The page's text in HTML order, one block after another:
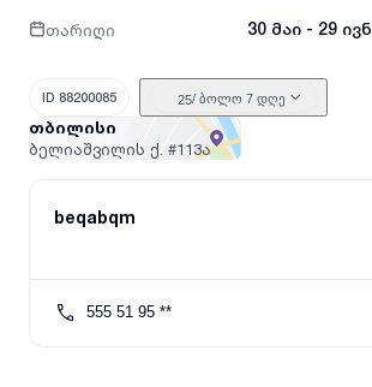
თარიღი 30 მაი - 29 ივნ
ID 88200085 25/ ბოლო 7 დღე
თბილისი
ბელიაშვილის ქ. #113ა
beqabqm
555 51 95 **